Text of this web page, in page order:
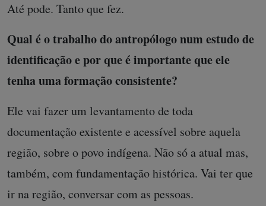
Até pode. Tanto que fez.
Qual é o trabalho do antropólogo num estudo de
identificação e por que é importante que ele
tenha uma formação consistente?
Ele vai fazer um levantamento de toda
documentação existente e acessível sobre aquela
região, sobre o povo indígena. Não só a atual mas,
também, com fundamentação histórica. Vai ter que
ir na região, conversar com as pessoas.